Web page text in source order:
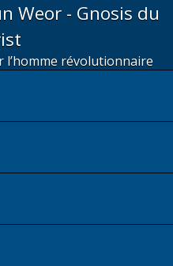
Weor - Gnosis du
révolutionnaire